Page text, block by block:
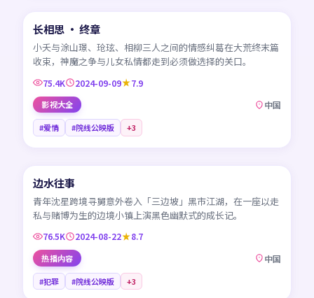
CN
长相思 · 终章
小夭与涂山璟、玱玹、相柳三人之间的情感纠葛在大荒终末篇
收束，神魔之争与儿女私情都走到必须做选择的关口。
75.4K 2024-09-09 7.9
影视大全 中国
#爱情 #院线公映版 +3
CN
边水往事
青年沈星跨境寻舅意外卷入「三边坡」黑市江湖，在一座以走
私与赌博为生的边境小镇上演黑色幽默式的成长记。
76.5K 2024-08-22 8.7
热播内容 中国
#犯罪 #院线公映版 +3